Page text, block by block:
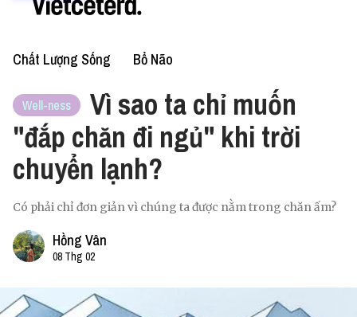
Chất Lượng Sống Bổ Não
Well-ness
Vì sao ta chỉ muốn
"đắp chăn đi ngủ" khi trời
chuyển lạnh?
Có phải chỉ đơn giản vì chúng ta được nằm trong chăn ấm?
Hồng Vân
08 Thg 02